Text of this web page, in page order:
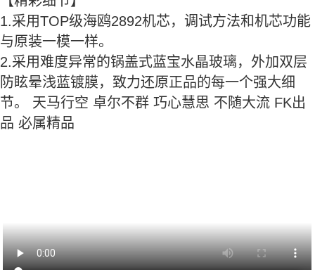
1.采用TOP级海鸥2892机芯，调试方法和机芯功能
与原装一模一样。
2.采用难度异常的锅盖式蓝宝水晶玻璃，外加双层
防眩晕浅蓝镀膜，致力还原正品的每一个强大细
节。 天马行空 卓尔不群 巧心慧思 不随大流 FK出
品 必属精品